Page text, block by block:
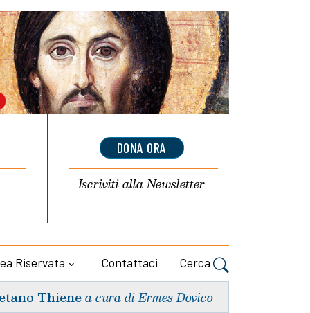
DONA ORA
Iscriviti allaNewsletter
Riservata Contattaci Cerca
Thiene a cura di Ermes Dovico